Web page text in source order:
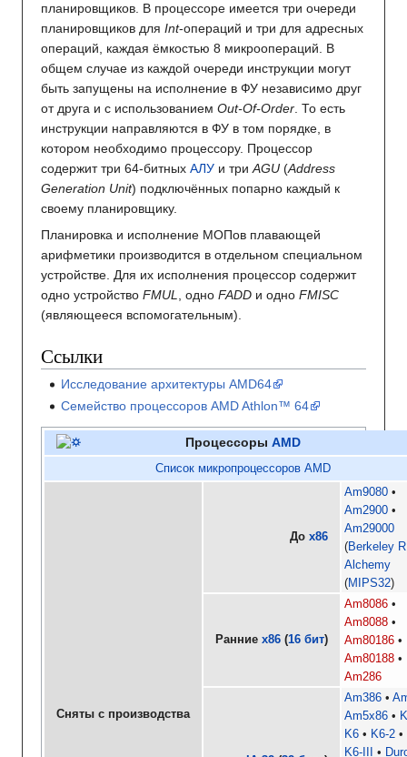
планировщиков. В процессоре имеется три очереди
планировщиков для Int-операций и три для адресных
операций, каждая ёмкостью 8 микроопераций. В
общем случае из каждой очереди инструкции могут
быть запущены на исполнение в ФУ независимо друг
от друга и с использованием Out-Of-Order . То есть
инструкции направляются в ФУ в том порядке, в
котором необходимо процессору. Процессор
содержит три 64-битных АЛУ и три AGU (Address
Generation Unit) подключённых попарно каждый к
своему планировщику.
Планировка и исполнение МОПов плавающей
арифметики производится в отдельном специальном
устройстве. Для их исполнения процессор содержит
одно устройство FMUL , одно FADD и одно FMISC
(являющееся вспомогательным).
Ссылки
Исследование архитектуры AMD64
Семейство процессоров AMD Athlon™ 64
Процессоры AMD
Список микропроцессоров AMD
Сняты с производства
Доx86
Am9080
Am2900
Am29000
Berkeley
Alchemy
MIPS32
Ранниеx86 (16 бит)
Am8086
Am8088
Am80186
Am80188
Am286
Am386
Am5x86
K6
K6-2
K6-III